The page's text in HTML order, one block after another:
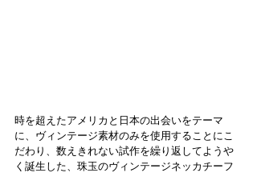
時を超えたアメリカと日本の出会いをテーマ
に、ヴィンテージ素材のみを使用することにこ
だわり、数えきれない試作を繰り返してようや
く誕生した、珠玉のヴィンテージネッカチーフ